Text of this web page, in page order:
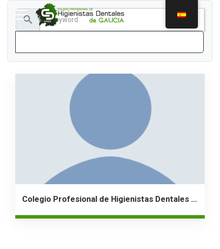
search
Colegio Profesional de Higienistas Dentales de Galicia